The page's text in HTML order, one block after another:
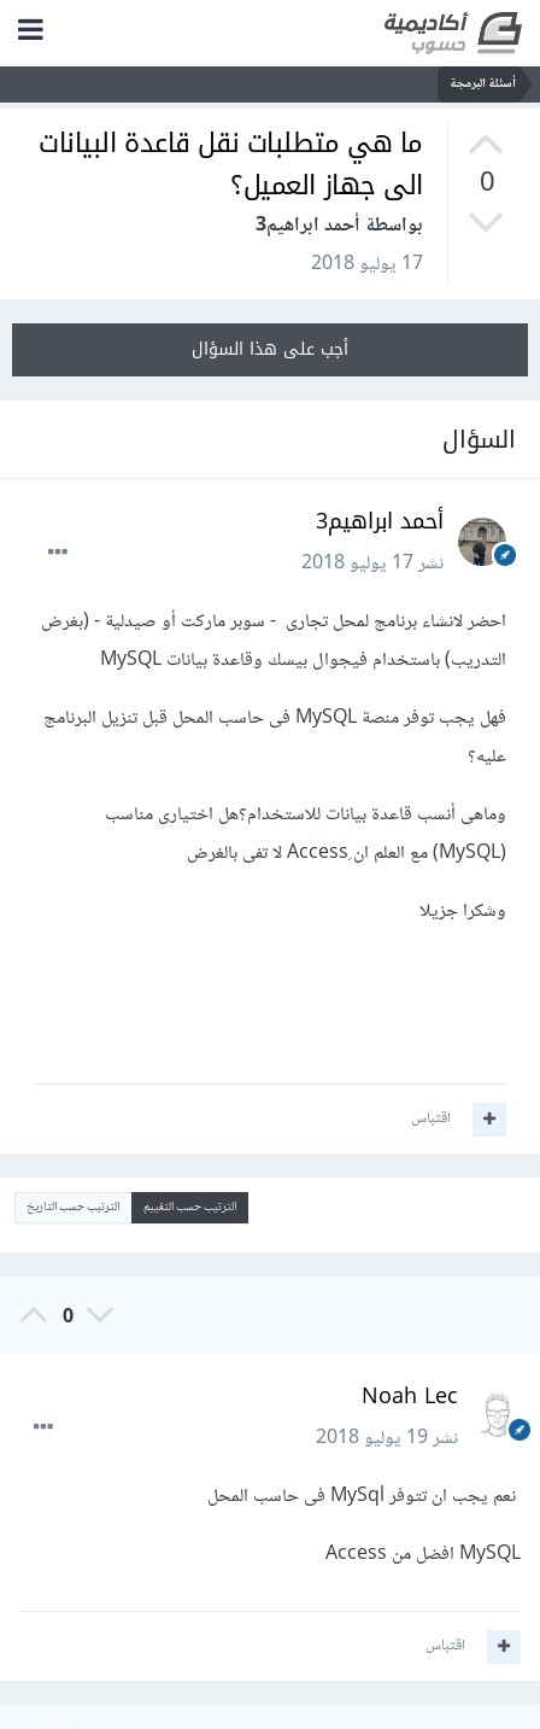
أسئلة البرمجة
0
ما هي متطلبات نقل قاعدة البيانات
الى جهاز العميل؟
بواسطة أحمد ابراهيم3
17 يوليو 2018
أجب على هذا السؤال
السؤال
أحمد ابراهيم3
نشر17 يوليو 2018
احضر لانشاء برنامج لمحل تجارى - سوبر ماركت أو صيدلية - (بغرض
التدريب) باستخدام فيجوال بيسك وقاعدة بيانات MySQL
فهل يجب توفر منصة MySQL فى حاسب المحل قبل تنزيل البرنامج
عليه؟
وماهى أنسب قاعدة بيانات للاستخدام؟هل اختيارى مناسب
وشكرا جزيلا
اقتباس
الترتيب حسب التقييم الترتيب حسب التاريخ
0
Noah Lec
نشر19 يوليو 2018
نعم يجب ان تتوفر MySql فى حاسب المحل
MySQL افضل من Access
اقتباس